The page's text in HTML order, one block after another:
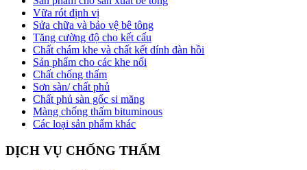
Vữa rót định vị
Sửa chữa và bảo vệ bê tông
Tăng cường độ cho kết cấu
Chất chám khe và chất kết dính đàn hồi
Sản phẩm cho các khe nối
Chất chống thấm
Sơn sàn/ chất phủ
Chất phủ sàn gốc si măng
Màng chống thấm bituminous
Các loại sản phẩm khác
DỊCH VỤ CHỐNG THẤM